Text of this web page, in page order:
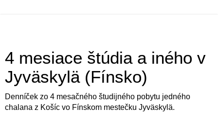
4 mesiace štúdia a iného v
Jyväskylä (Fínsko)
Denníček zo 4 mesačného študijného pobytu jedného
chalana z Košíc vo Fínskom mestečku Jyväskylä.